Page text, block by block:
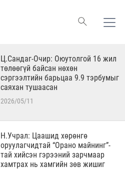
Ц.Сандаг-Очир: Оюутолгой 16 жил
төлөөгүй байсан нөхөн
сэргээлтийн барьцаа 9.9 тэрбумыг
саяхан тушаасан
2026/05/11
Н.Учрал: Цаашид хөрөнгө
оруулагчидтай “Орано майнинг”-
тай хийсэн гэрээний зарчмаар
хамтрах нь хамгийн зөв жишиг